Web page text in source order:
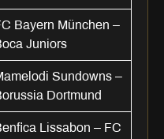
Bayern München –
Juniors
Sundowns –
Dortmund
Lissabon – FC